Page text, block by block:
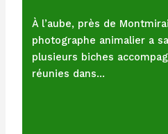
À l’aube, près de
photographe animalier a
plusieurs biches
réunies dans…